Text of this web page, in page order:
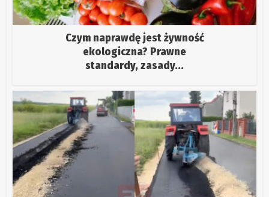
Czym naprawdę jest żywność
ekologiczna? Prawne
standardy, zasady...